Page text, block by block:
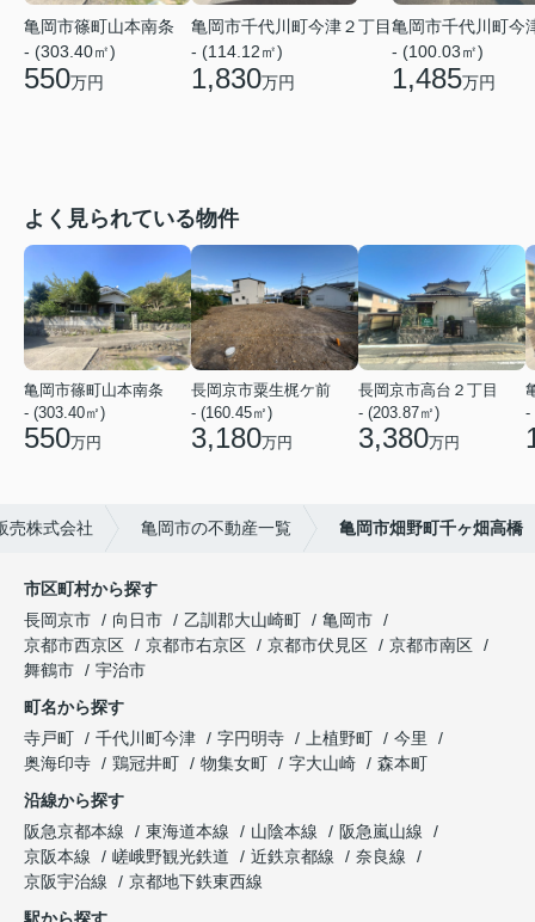
亀岡市篠町山本南条
- (303.40㎡)
550万円
亀岡市千代川町今津２丁目
- (114.12㎡)
1,830万円
亀岡市千代川町今
- (100.03㎡)
1,485万円
よく見られている物件
亀岡市篠町山本南条
- (303.40㎡)
550万円
長岡京市粟生梶ケ前
- (160.45㎡)
3,180万円
長岡京市高台２丁目
- (203.87㎡)
3,380万円
-
売株式会社 亀岡市の不動産一覧 亀岡市畑野町千ヶ畑高橋
市区町村から探す
長岡京市
向日市 乙訓郡大山崎町
亀岡市
京都市西京区
京都市右京区 京都市伏見区
京都市南区
舞鶴市
宇治市
町名から探す
寺戸町
千代川町今津 字円明寺 上植野町
今里
奥海印寺
鶏冠井町 物集女町 字大山崎
森本町
沿線から探す
阪急京都本線
東海道本線 山陰本線
阪急嵐山線
京阪本線
嵯峨野観光鉄道 近鉄京都線
奈良線
京阪宇治線
京都地下鉄東西線